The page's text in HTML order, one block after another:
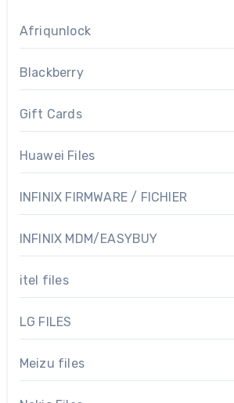
Afriqunlock
Blackberry
Gift Cards
Huawei Files
INFINIX FIRMWARE / FICHIER
INFINIX MDM/EASYBUY
itel files
LG FILES
Meizu files